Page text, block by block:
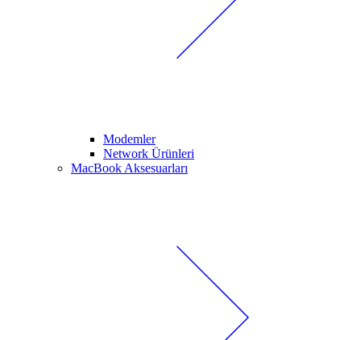
Modemler
Network Ürünleri
MacBook Aksesuarları